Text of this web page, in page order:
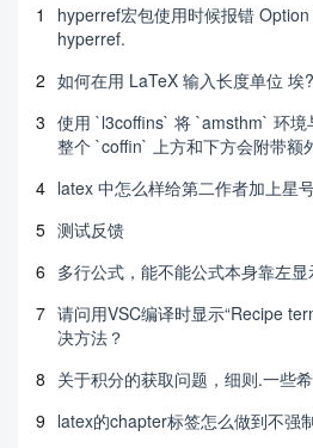
1
hyperref宏包使用时候报错
hyperref.
2 如何在用 LaTeX 输入长度单位 埃?
3 使用 `l3coffins` 将 `amsthm` 环境
整个 `coffin` 上方和下方会附带额
4 latex 中怎么样给第二作者加上星
5 测试反馈
6 多行公式，能不能公式本身靠左显
7 请问用VSC编译时显示“Recipe
决方法？
8 关于积分的获取问题，细则.一些
9 latex的chapter标签怎么做到不强